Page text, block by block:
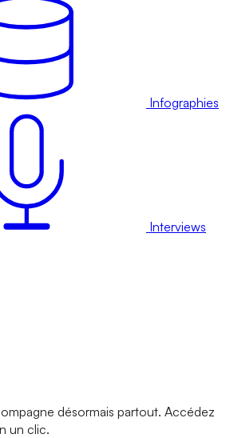
Infographies
Interviews
désormais partout. Accédez
un clic.